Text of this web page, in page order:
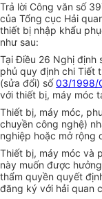
Trả lời Công văn số
của Tổng cục Hải
thiết bị nhập khẩu
như sau:
Tại Điều 26 Nghị định
phủ quy định chi Tiết
(sửa đổi) số03/1998/
với thiết bị, máy móc
Thiết bị, máy móc,
chuyền công nghệ)
nghiệp hoặc mở rộng
Thiết bị, máy móc và
này muốn được
thẩm quyền quyết
đăng ký với hải quan